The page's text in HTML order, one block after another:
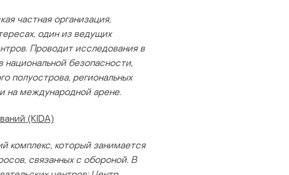
частная организация,
один из ведущих
Проводит исследования в
национальной безопасности,
полуострова, региональных
на международной арене.
(KIDA)
комплекс, который занимается
связанных с обороной. В